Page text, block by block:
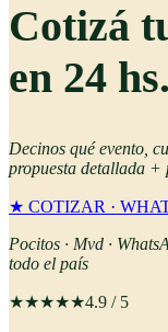
Cotizá
en 24 hs.
Decinos qué evento,
propuesta detallada +
★ COTIZAR ·
Pocitos · Mvd ·
todo el país
★★★★★4.9 / 5